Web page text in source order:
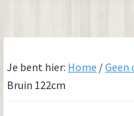
Je bent hier: Home /Geen
Bruin 122cm